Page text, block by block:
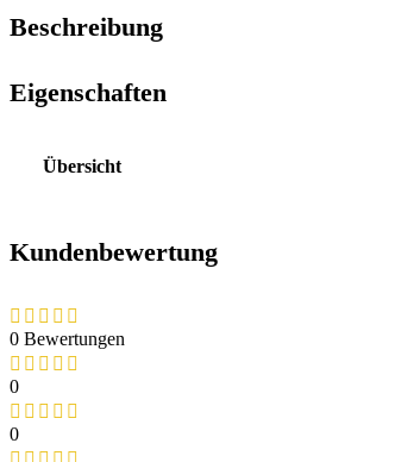
Beschreibung
Eigenschaften
Übersicht
Kundenbewertung
0 Bewertungen
0
0